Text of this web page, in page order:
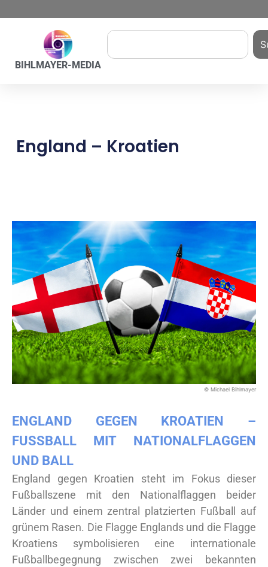
BIHLMAYER-MEDIA
England – Kroatien
© Michael Bihlmayer
ENGLAND GEGEN KROATIEN –
FUSSBALL MIT NATIONALFLAGGEN U
ND BALL
England gegen Kroatien steht im Fokus dieser
Fußballszene mit den Nationalflaggen beider
Länder und einem zentral platzierten Fußball auf
grünem Rasen. Die Flagge Englands und die Flagge
Kroatiens symbolisieren eine internationale
Fußballbegegnung zwischen zwei bekannten